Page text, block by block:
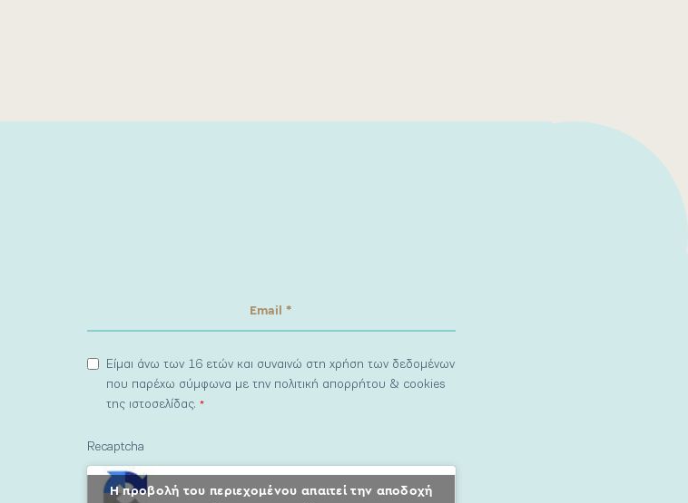
Είμαι άνω των 16 ετών και συναινώ στη χρήση των δεδομένων
που παρέχω σύμφωνα με την πολιτική απορρήτου & cookies
της ιστοσελίδας.*
Recaptcha
Η προβολή του περιεχομένου απαιτεί την αποδοχή